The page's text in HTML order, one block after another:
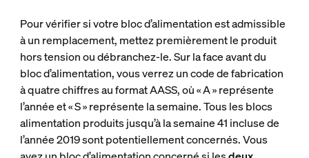
Pour vérifier si votre bloc d’alimentation est admissible
à un remplacement, mettez premièrement le produit
hors tension ou débranchez-le. Sur la face avant du
bloc d’alimentation, vous verrez un code de fabrication
à quatre chiffres au format AASS, où « A » représente
l’année et « S » représente la semaine. Tous les blocs
alimentation produits jusqu’à la semaine 41 incluse de
l’année 2019 sont potentiellement concernés. Vous